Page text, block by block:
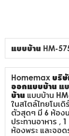
แบบบ้าน HM-
Homemax บริษั
ออกแบบบ้าน แ
บ้าน แบบบ้าน
ในสไตล์ไทยโมเ
ตัวสุดๆ มี 6 ห้อง
ประทานอาหาร ,
ห้องพระ และจอด